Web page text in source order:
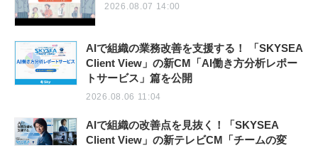
2026.08.07 14:00
AIで組織の業務改善を支援する！ 「SKYSEA
Client View」の新CM「AI働き方分析レポー
トサービス」篇を公開
2026.08.06 11:04
AIで組織の改善点を見抜く！「SKYSEA
Client View」の新テレビCM「チームの変